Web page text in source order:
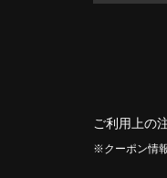
ご利用上の
クーポン情